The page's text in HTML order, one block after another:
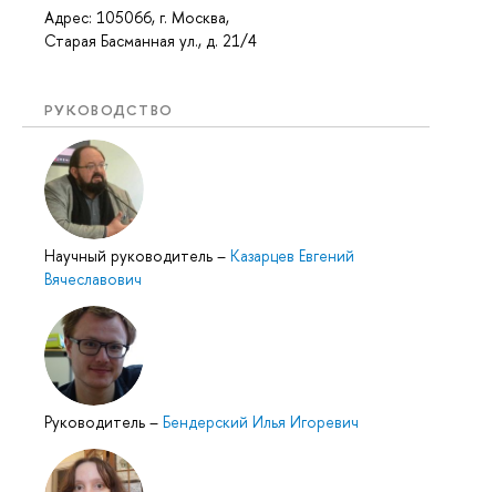
Адрес: 105066, г. Москва,
Старая Басманная ул., д. 21/4
РУКОВОДСТВО
Научный руководитель – Казарцев Евгений
Вячеславович
Руководитель – Бендерский Илья Игоревич